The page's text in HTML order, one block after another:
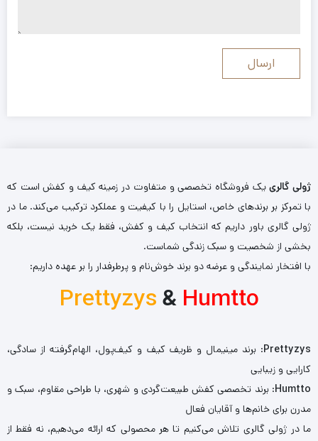
ژولی گالرییک فروشگاه تخصصی و متفاوت در زمینه کیف و کفش است که
با تمرکز بر برندهای خاص، استایل را با کیفیت و عملکرد ترکیب می‌کند. ما در
ژولی گالری باور داریم که انتخاب کیف و کفش، فقط یک خرید نیست، بلکه
بخشی از شخصیت و سبک زندگی شماست.
با افتخار نمایندگی و عرضه دو برند خوش‌نام و پرطرفدار را بر عهده داریم:
Prettyzys& Humtto
Prettyzys: برند مینیمال و ظریف کیف و کیف‌پول، الهام‌گرفته از سادگی،
کارایی و زیبایی
Humtto: برند تخصصی کفش طبیعت‌گردی و شهری، با طراحی مقاوم، سبک و
مدرن برای خانم‌ها و آقایان فعال
ما در ژولی گالری تلاش می‌کنیم تا هر محصولی که ارائه می‌دهیم، نه فقط از